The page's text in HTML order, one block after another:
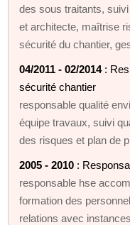
des sous traitants,
et architecte, maîtrise
sécurité du chantier,
04/2011 - 02/2014:
sécurité chantier
responsable qualité
équipe travaux, suivi
des risques et plan de
2005 - 2010 :
responsable hse
formation des
relations avec